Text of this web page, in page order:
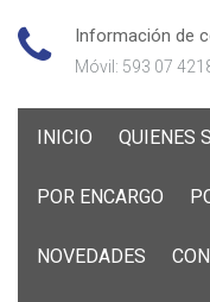
Información de
Móvil: 593 07
INICIO QUIENES
POR ENCARGO
NOVEDADES